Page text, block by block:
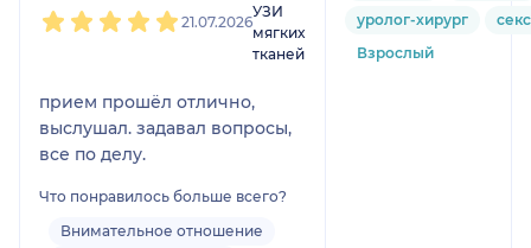
21.07.2026
УЗИ
мягких
тканей
прием прошёл отлично,
выслушал. задавал вопросы,
все по делу.
Что понравилось больше всего?
Внимательное отношение
уролог-хирург
Взрослый